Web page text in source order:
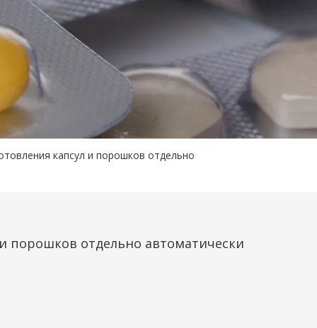
капсул и порошков отдельно
порошков отдельно автоматически